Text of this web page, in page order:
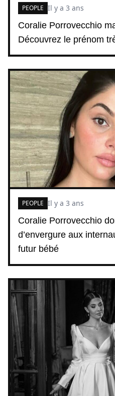
Coralie Porrovecchio
Découvrez le prénom
PEOPLE Il y a 3 ans
Coralie Porrovecchio
d’envergure aux
futur bébé
PEOPLE Il y a 3 ans